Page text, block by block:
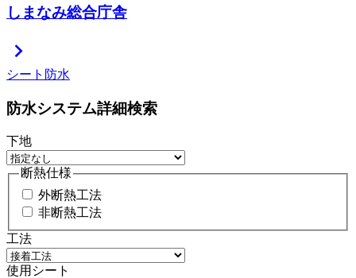
しまなみ総合庁舎
chevron_right
シート防水
防水システム詳細検索
下地
断熱仕様
外断熱工法
非断熱工法
工法
使用シート